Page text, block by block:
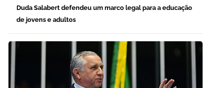
Duda Salabert defendeu um marco legal para a educação
de jovens e adultos